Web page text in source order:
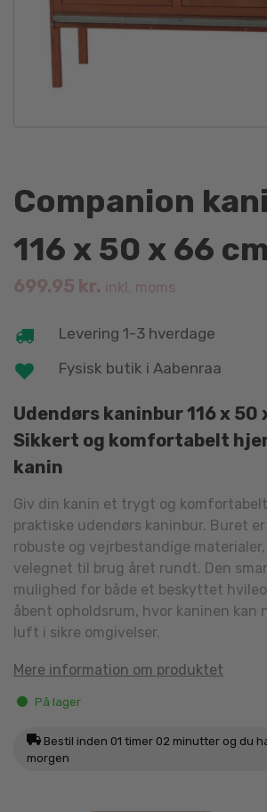
Companion
116 x 50 x 66
699.95 kr. inkl. moms
Levering 1-3 hverdage
Fysisk butik i Aabenraa
Udendørs kaninbur 116 x 50
Sikkert og komfortabelt
kanin
Giv din kanin et trygt og
praktiske udendørs kaninbur. Buret
robuste og vejrbestandige
velegnet til brug året rundt. Den
mulighed for både et beskyttet
åbent opholdsrum, hvor kaninen kan
luft i sikre omgivelser.
Mere information om produktet
På lager
Bestil inden 01 timer 02 minutter og du
morgen